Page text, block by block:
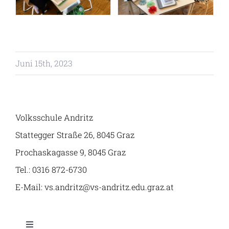
Angebot
Juni 15th, 2023
Volksschule Andritz
Stattegger Straße 26, 8045 Graz
Prochaskagasse 9, 8045 Graz
Tel.: 0316 872-6730
E-Mail: vs.andritz@vs-andritz.edu.graz.at